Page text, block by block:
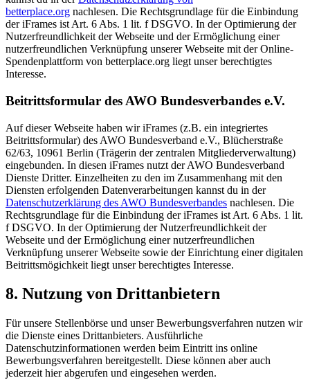
betterplace.org nachlesen. Die Rechtsgrundlage für die Einbindung
der iFrames ist Art. 6 Abs. 1 lit. f DSGVO. In der Optimierung der
Nutzerfreundlichkeit der Webseite und der Ermöglichung einer
nutzerfreundlichen Verknüpfung unserer Webseite mit der Online-
Spendenplattform von betterplace.org liegt unser berechtigtes
Interesse.
Beitrittsformular des AWO Bundesverbandes e.V.
Auf dieser Webseite haben wir iFrames (z.B. ein integriertes
Beitrittsformular) des AWO Bundesverband e.V., Blücherstraße
62/63, 10961 Berlin (Trägerin der zentralen Mitgliederverwaltung)
eingebunden. In diesen iFrames nutzt der AWO Bundesverband
Dienste Dritter. Einzelheiten zu den im Zusammenhang mit den
Diensten erfolgenden Datenverarbeitungen kannst du in der
Datenschutzerklärung des AWO Bundesverbandes nachlesen. Die
Rechtsgrundlage für die Einbindung der iFrames ist Art. 6 Abs. 1 lit.
f DSGVO. In der Optimierung der Nutzerfreundlichkeit der
Webseite und der Ermöglichung einer nutzerfreundlichen
Verknüpfung unserer Webseite sowie der Einrichtung einer digitalen
Beitrittsmögichkeit liegt unser berechtigtes Interesse.
8. Nutzung von Drittanbietern
Für unsere Stellenbörse und unser Bewerbungsverfahren nutzen wir
die Dienste eines Drittanbieters. Ausführliche
Datenschutzinformationen werden beim Eintritt ins online
Bewerbungsverfahren bereitgestellt. Diese können aber auch
jederzeit hier abgerufen und eingesehen werden.